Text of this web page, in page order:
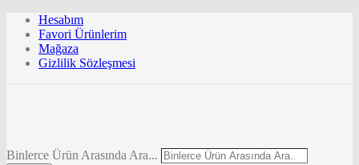
Hesabım
Favori Ürünlerim
Mağaza
Gizlilik Sözleşmesi
Binlerce Ürün Arasında Ara...